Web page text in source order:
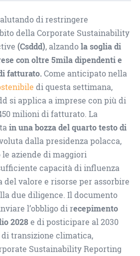
di restringere
della Corporate Sustainability
(Csddd), alzandola soglia di
con oltre 5mila dipendenti e
fatturato.Come anticipato nella
di questa settimana,
si applica a imprese con più di
milioni di fatturato. La
in una bozza del quarto testo di
dalla presidenza polacca,
aziende di maggiori
capacità di influenza
del valore e risorse per assorbire
due diligence. Il documento
l’obbligo di recepimento
2028e di posticipare al 2030
di transizione climatica,
Sustainability Reporting